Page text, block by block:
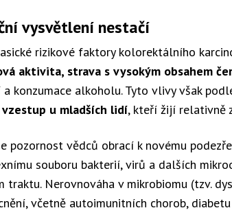
vysvětlení nestačí
rizikové faktory kolorektálního
aktivita, strava s vysokým obsahem
a konzumace alkoholu. Tyto vlivy však
vzestup u mladších lidí, kteří žijí relativně
pozornost vědců obrací k novému
souboru bakterií, virů a dalších
traktu. Nerovnováha v mikrobiomu (tzv.
včetně autoimunitních chorob,